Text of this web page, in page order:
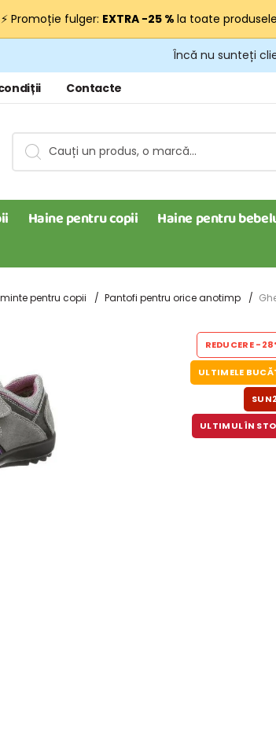
⚡ Promoție fulger: EXTRA −25 % la toate
Încă nu sunteți
Contacte
Haine pentru copii Haine pentru
pentru copii Pantofi pentru orice anotimp
REDUCERE-
ULTIMELE
ULTIMUL ÎN